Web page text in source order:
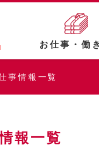
お仕事・働
事情報一覧
報一覧